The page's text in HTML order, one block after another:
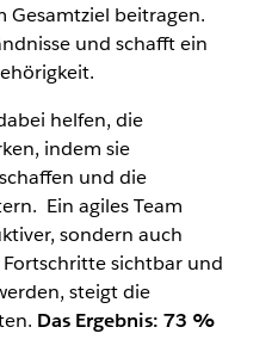
Gesamtziel beitragen.
und schafft ein
helfen, die
indem sie
schaffen und die
Ein agiles Team
sondern auch
sichtbar und
steigt die
Das Ergebnis: 73 %